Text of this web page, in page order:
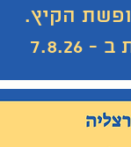
הקיץ.